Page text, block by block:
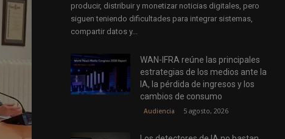
producir, distribuir y monetizar noticias digitales, pero
siguen teniendo dificultades para integrar sistemas,
compartir datos y...
WAN-IFRA reúne las principales
estrategias de los medios ante la
IA, la pérdida de ingresos y los
cambios de consumo
Audiencia 5 agosto, 2026